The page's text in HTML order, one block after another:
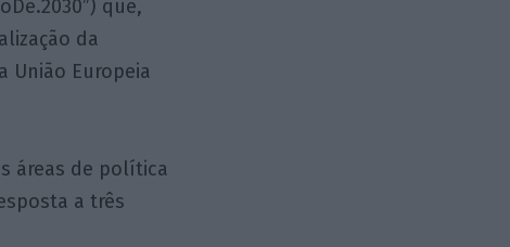
que,
da
União Europeia
áreas de política
a três